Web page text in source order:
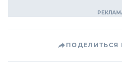
ПОДЕЛИТЬСЯ